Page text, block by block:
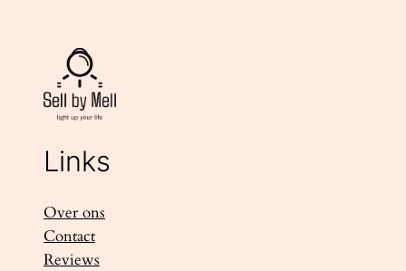
Links
Over ons
Contact
Reviews